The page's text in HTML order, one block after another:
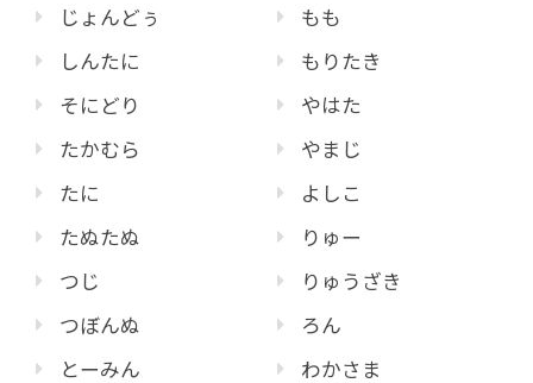
じょんどぅ
しんたに
そにどり
たかむら
たに
たぬたぬ
つじ
つぼんぬ
とーみん
もも
もりたき
やはた
やまじ
よしこ
りゅー
りゅうざき
ろん
わかさま